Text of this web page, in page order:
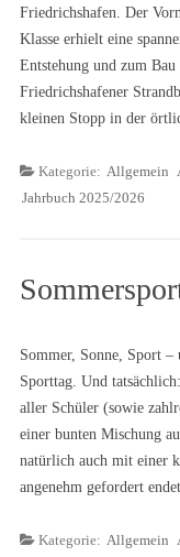
Friedrichshafen. Der
Klasse erhielt eine
Entstehung und zum
Friedrichshafener
kleinen Stopp in der
Kategorie: Allgemein
Jahrbuch 2025/2026
Sommer, Sonne, Sport
Sporttag. Und
aller Schüler (sowie
einer bunten Mischung
natürlich auch mit einer
angenehm gefordert
Kategorie: Allgemein